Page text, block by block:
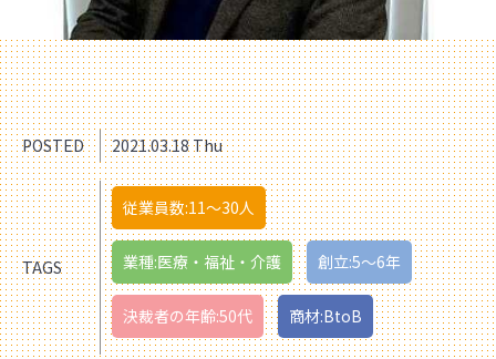
POSTED 2021.03.18 Thu
TAGS
従業員数:11〜30人
業種:医療・福祉・介護 創立:5〜6年
決裁者の年齢:50代 商材:BtoB